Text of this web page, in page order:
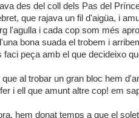
des del coll dels Pas del
que rajava un fil d'aigüa, i
l'agulla i cada cop som més
bona suada el trobem i
peça amb el que decideixo
al trobar un gran bloc hem
i ell que amunt altre cop! em
hem donat temps a que el solet